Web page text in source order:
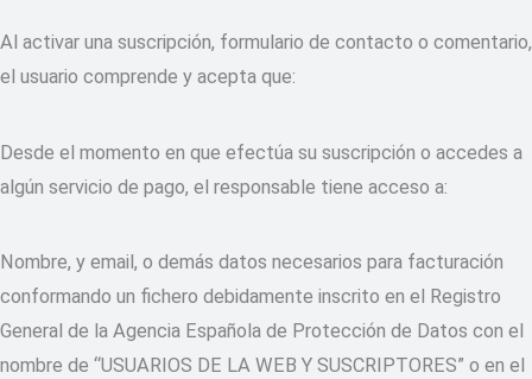
Al activar una suscripción, formulario de contacto o comentario,
el usuario comprende y acepta que:
Desde el momento en que efectúa su suscripción o accedes a
algún servicio de pago, el responsable tiene acceso a:
Nombre, y email, o demás datos necesarios para facturación
conformando un fichero debidamente inscrito en el Registro
General de la Agencia Española de Protección de Datos con el
nombre de “USUARIOS DE LA WEB Y SUSCRIPTORES” o en el